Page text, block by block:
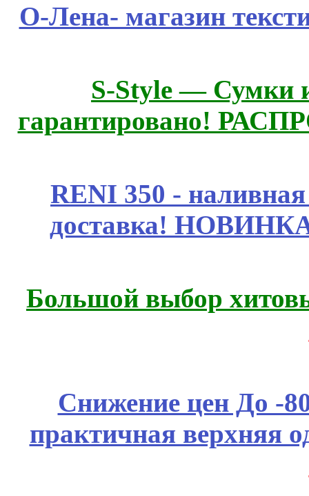
О-Лена- магазин
S-Style — Сумки
гарантировано!
RENI 350 -
доставка!
Большой выбор
Снижение цен До -
практичная верхняя